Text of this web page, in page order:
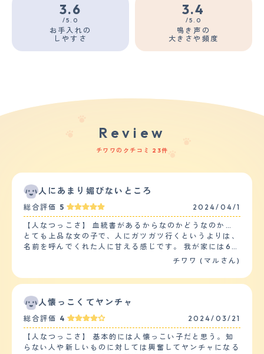
3.6
/5.0
お手入れの
しやすさ
3.4
/5.0
鳴き声の
大きさや頻度
Review
チワワのクチコミ 23件
人にあまり媚びないところ
総合評価 5 2024/04/1
【人なつっこさ】 血統書があるからなのかどうなのか…
とても上品な女の子で、人にガツガツ行くというよりは、
名前を呼んでくれた人に甘える感じです。 我が家には6頭
の犬種もさまざまな犬がいるのですが、チワワはその中で
きさなのですが、その子とたくさん遊びたいらしく、付い
もらっています。 他の4頭とは近すぎず遠すぎずの関係を
保っていて、一緒に遊ぶことはあまりありません。 チワ
ワという犬種ならではなのか、たまに構ってアピールをし
てくると「あざといね?」と言われながら可愛がられてい
ます。 【落ち着き】 他の子たちが「ご飯?」と騒いでる
チワワ (マルさん)
人懐っこくてヤンチャ
総合評価 4 2024/03/21
【人なつっこさ】 基本的には人懐っこい子だと思う。知
らない人や新しいものに対しては興奮してヤンチャになる